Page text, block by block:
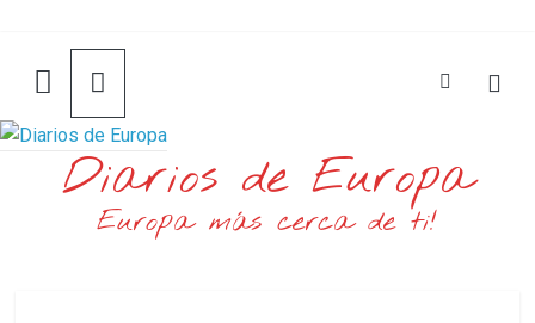
contenido
Diarios de Europa
Europa más cerca de ti!